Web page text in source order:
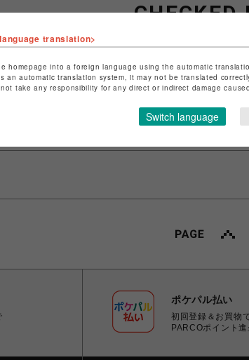
CHECKED
最近見た商品があ
ポケパル払い
初回登録＆お買物
PARCOポイント進
translation>
homepage into a foreign language using the automatic
an automatic translation system, it may not be translated
take any responsibility for any direct or indirect damage
Switch language